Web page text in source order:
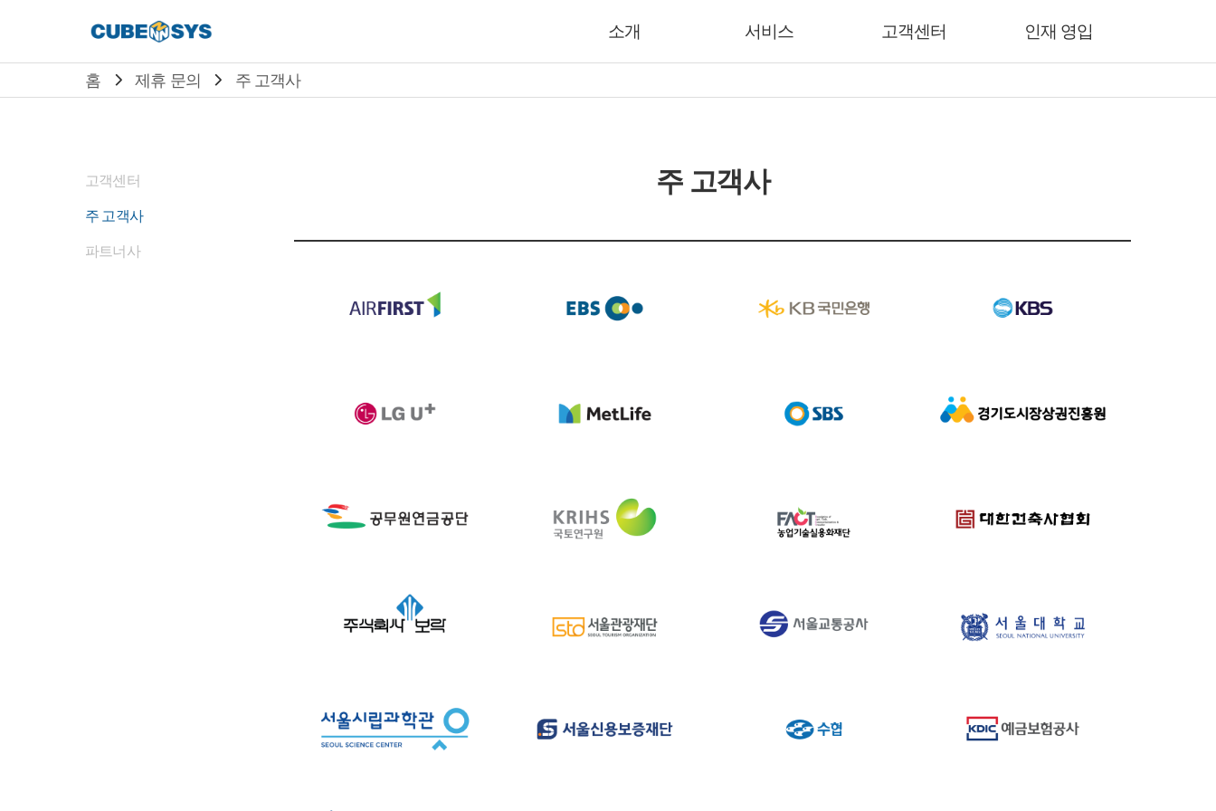
소개 서비스 고객센터 인재 영입
홈 제휴 문의 주 고객사
고객센터
주 고객사
파트너사
주 고객사